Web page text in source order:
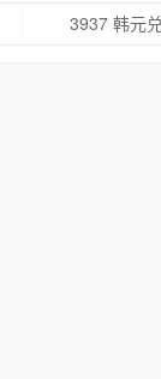
3937 韩元